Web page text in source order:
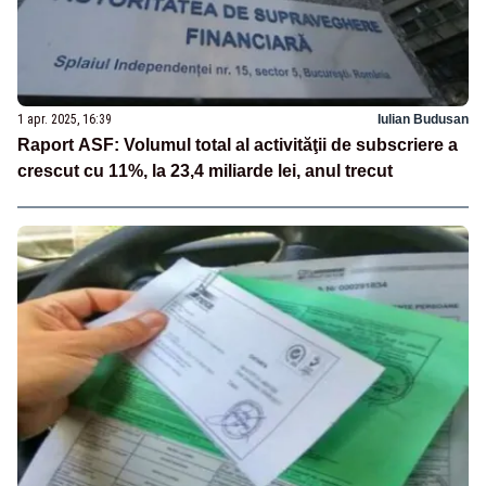
1 apr. 2025, 16:39 Iulian Budusan
Raport ASF: Volumul total al activităţii de subscriere a
crescut cu 11%, la 23,4 miliarde lei, anul trecut